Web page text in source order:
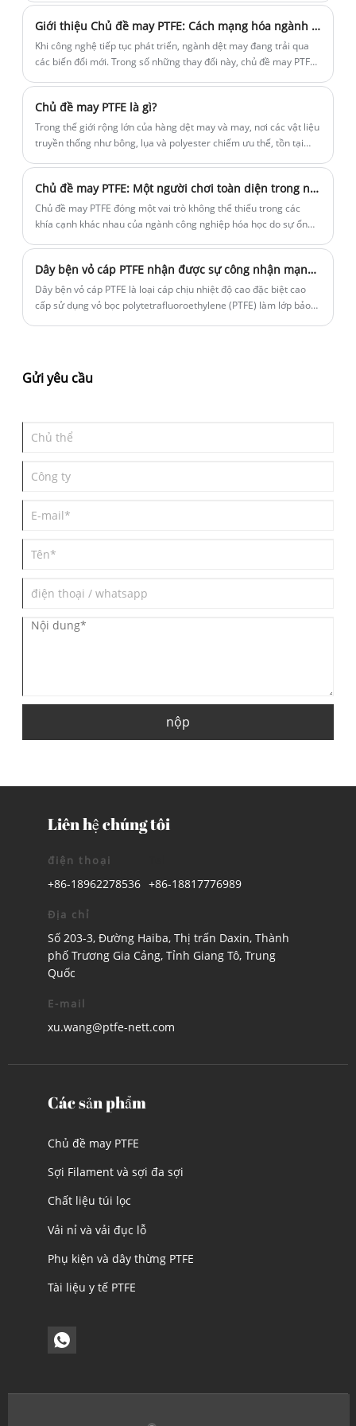
khắc tuyệt vời để nhớ. Bây giờ, hãy theo tôi để xem xét những
điểm nổi bật của triển lãm.
Giới thiệu Chủ đề may PTFE: Cách mạng hóa ngành dệt may có khả năng chống nhiệt độ cao
Khi công nghệ tiếp tục phát triển, ngành dệt may đang trải qua
các biến đổi mới. Trong số những thay đổi này, chủ đề may PTFE
Chủ đề may PTFE là gì?
Trong thế giới rộng lớn của hàng dệt may và may, nơi các vật liệu
truyền thống như bông, lụa và polyester chiếm ưu thế, tồn tại
polytetrafluoroetylen, là một fluoropolyme tổng hợp được biết
đến với độ bền đặc biệt, hệ số ma sát thấp và khả năng chống lại
hóa chất, nhiệt độ và môi trường khắc nghiệt. Các sợi này được
mẽ, nhưng nhẹ và linh hoạt, khiến nó trở nên lý tưởng để sử
dụng trong các tình huống mà các chủ đề truyền thống sẽ thất
bại.
Chủ đề may PTFE: Một người chơi toàn diện trong ngành công nghiệp hóa chất
Chủ đề may PTFE đóng một vai trò không thể thiếu trong các
khía cạnh khác nhau của ngành công nghiệp hóa học do sự ổn
Xây dựng một "mạng lưới bảo vệ" mạnh mẽ để sản xuất hóa
chất
Dây bện vỏ cáp PTFE nhận được sự công nhận mạnh mẽ của thị trường
Dây bện vỏ cáp PTFE là loại cáp chịu nhiệt độ cao đặc biệt cao
cấp sử dụng vỏ bọc polytetrafluoroethylene (PTFE) làm lớp bảo
Gửi yêu cầu
nộp
Liên hệ chúng tôi
điện thoại
+86-18962278536 +86-18817776989
Địa chỉ
Số 203-3, Đường Haiba, Thị trấn Daxin, Thành
phố Trương Gia Cảng, Tỉnh Giang Tô, Trung
Quốc
E-mail
xu.wang@ptfe-nett.com
Các sản phẩm
Chủ đề may PTFE
Sợi Filament và sợi đa sợi
Chất liệu túi lọc
Vải nỉ và vải đục lỗ
Phụ kiện và dây thừng PTFE
Tài liệu y tế PTFE